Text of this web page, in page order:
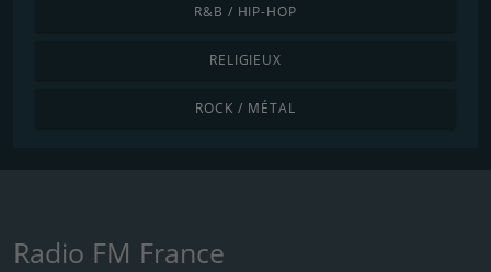
R&B / HIP-HOP
RELIGIEUX
ROCK / MÉTAL
Radio FM France